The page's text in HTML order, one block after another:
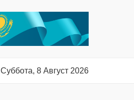
Суббота, 8 Август 2026